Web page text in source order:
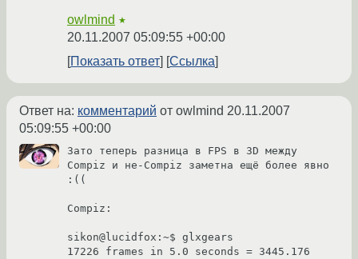
owlmind ★
20.11.2007 05:09:55 +00:00
Показать ответ
Ссылка
Ответ на: комментарий от owlmind 20.11.2007
05:09:55 +00:00
Зато теперь разница в FPS в 3D между
Compiz и не-Compiz заметна ещё более явно
:((
Compiz:
sikon@lucidfox:~$ glxgears
17226 frames in 5.0 seconds = 3445.176